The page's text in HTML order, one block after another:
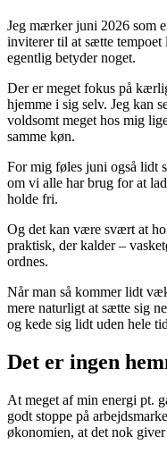
Jeg mærker juni 2026 som
inviterer til at sætte
egentlig betyder noget.
Der er meget fokus på
hjemme i sig selv. Jeg kan
voldsomt meget hos mig
samme køn.
For mig føles juni også lidt
om vi alle har brug for at
holde fri.
Og det kan være svært at
praktisk, der kalder –
ordnes.
Når man så kommer lidt
mere naturligt at sætte sig
og kede sig lidt uden hele
Det er ingen
At meget af min energi pt.
godt stoppe på
økonomien, at det nok